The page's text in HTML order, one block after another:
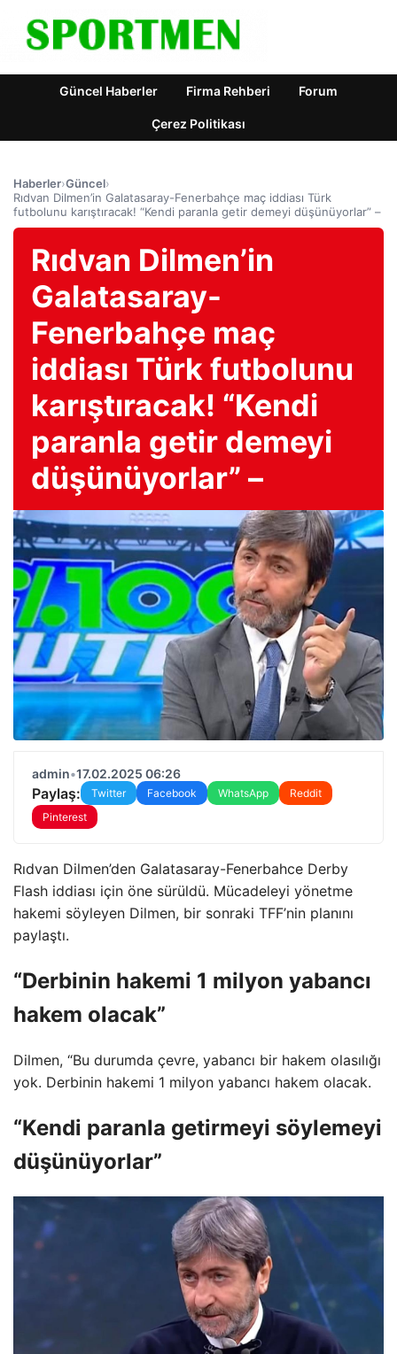
Güncel Haberler Firma Rehberi Forum
Çerez Politikası
Haberler›Güncel›
Rıdvan Dilmen’in Galatasaray-Fenerbahçe maç iddiası Türk
futbolunu karıştıracak! “Kendi paranla getir demeyi düşünüyorlar” –
Rıdvan Dilmen’in
Galatasaray-
Fenerbahçe maç
iddiası Türk futbolunu
karıştıracak! “Kendi
paranla getir demeyi
düşünüyorlar” –
admin•17.02.2025 06:26
Paylaş: Twitter Facebook WhatsApp
Reddit
Pinterest
Rıdvan Dilmen’den Galatasaray-Fenerbahce Derby
Flash iddiası için öne sürüldü. Mücadeleyi yönetme
hakemi söyleyen Dilmen, bir sonraki TFF’nin planını
paylaştı.
“Derbinin hakemi 1 milyon yabancı
hakem olacak”
Dilmen, “Bu durumda çevre, yabancı bir hakem olasılığı
yok. Derbinin hakemi 1 milyon yabancı hakem olacak.
“Kendi paranla getirmeyi söylemeyi
düşünüyorlar”